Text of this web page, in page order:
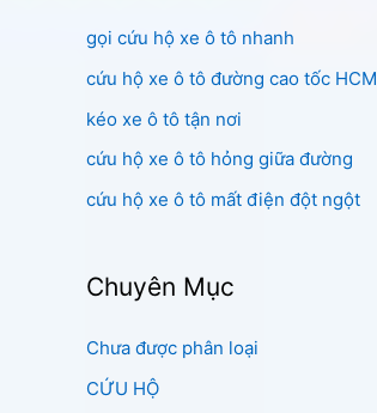
ế
m
:
gọi cứu hộ xe ô tô nhanh
cứu hộ xe ô tô đường cao tốc HCM
kéo xe ô tô tận nơi
cứu hộ xe ô tô hỏng giữa đường
cứu hộ xe ô tô mất điện đột ngột
Chuyên Mục
Chưa được phân loại
CỨU HỘ